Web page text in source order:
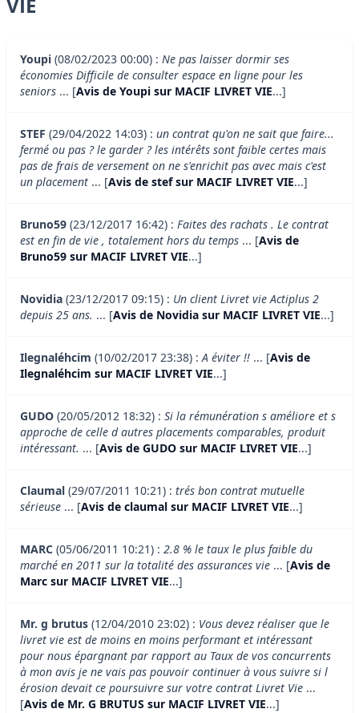
VIE
Youpi (08/02/2023 00:00) : Ne pas laisser dormir ses
économies Difficile de consulter espace en ligne pour les
seniors ... [Avis de Youpi sur MACIF LIVRET VIE...]
STEF (29/04/2022 14:03) : un contrat qu'on ne sait que faire...
fermé ou pas ? le garder ? les intérêts sont faible certes mais
pas de frais de versement on ne s'enrichit pas avec mais c'est
un placement ... [Avis de stef sur MACIF LIVRET VIE...]
Bruno59 (23/12/2017 16:42) : Faites des rachats . Le contrat
est en fin de vie , totalement hors du temps ... [Avis de
Bruno59 sur MACIF LIVRET VIE...]
Novidia (23/12/2017 09:15) : Un client Livret vie Actiplus 2
depuis 25 ans. ... [Avis de Novidia sur MACIF LIVRET VIE...]
Ilegnaléhcim (10/02/2017 23:38) :A éviter !! ... [Avis de
Ilegnaléhcim sur MACIF LIVRET VIE...]
GUDO (20/05/2012 18:32) : Si la rémunération s améliore et s
approche de celle d autres placements comparables, produit
intéressant. ... [Avis de GUDO sur MACIF LIVRET VIE...]
Claumal (29/07/2011 10:21) : trés bon contrat mutuelle
sérieuse ... [Avis de claumal sur MACIF LIVRET VIE...]
MARC (05/06/2011 10:21) : 2.8 % le taux le plus faible du
marché en 2011 sur la totalité des assurances vie ... [Avis de
Marc sur MACIF LIVRET VIE...]
Mr. g brutus (12/04/2010 23:02) : Vous devez réaliser que le
livret vie est de moins en moins performant et intéressant
pour nous épargnant par rapport au Taux de vos concurrents
à mon avis je ne vais pas pouvoir continuer à vous suivre si l
érosion devait ce poursuivre sur votre contrat Livret Vie ...
[Avis de Mr. G BRUTUS sur MACIF LIVRET VIE...]